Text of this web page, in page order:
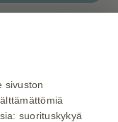
sivuston
suorituskykyä